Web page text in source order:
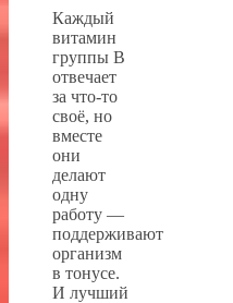
Каждый
витамин
группы B
отвечает
за что-то
своё, но
вместе
они
делают
одну
работу —
поддерживают
организм
в тонусе.
И лучший